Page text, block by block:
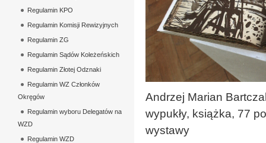
Andrzej Marian
wypukły, książka, 77
wystawy
Regulamin KPO
Regulamin Komisji Rewizyjnych
Regulamin ZG
Regulamin Sądów Koleżeńskich
Regulamin Złotej Odznaki
Regulamin WZ Członków
Okręgów
Regulamin wyboru Delegatów na
WZD
Regulamin WZD